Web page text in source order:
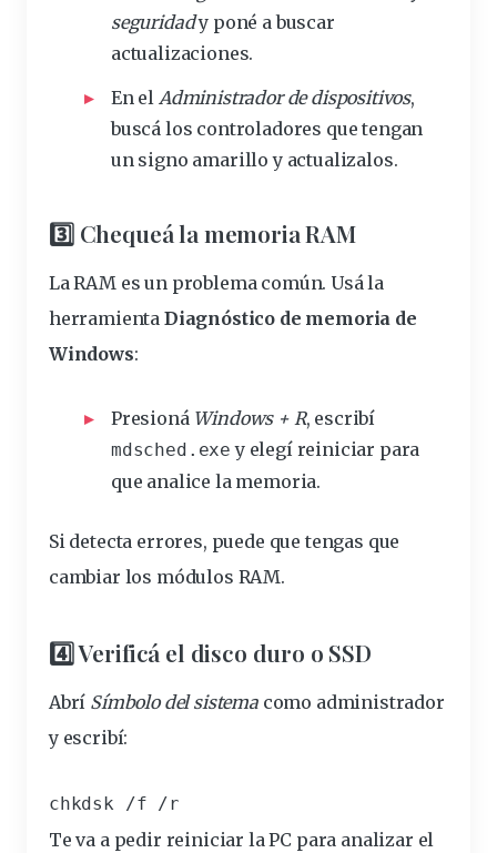
seguridady poné a buscar
actualizaciones.
En el Administrador de dispositivos,
buscá los controladores que tengan
un signo amarillo y actualizalos.
3️⃣ Chequeá la memoria RAM
La RAM es un problema común. Usá la
herramienta Diagnóstico de memoria de
Windows:
Presioná Windows + R, escribí
mdsched.exe y elegí reiniciar para
que analice la memoria.
Si detecta errores, puede que tengas que
cambiar los módulos RAM.
4️⃣ Verificá el disco duro o SSD
Abrí Símbolo del sistemacomo administrador
y escribí:
chkdsk /f /r
Te va a pedir reiniciar la PC para analizar el